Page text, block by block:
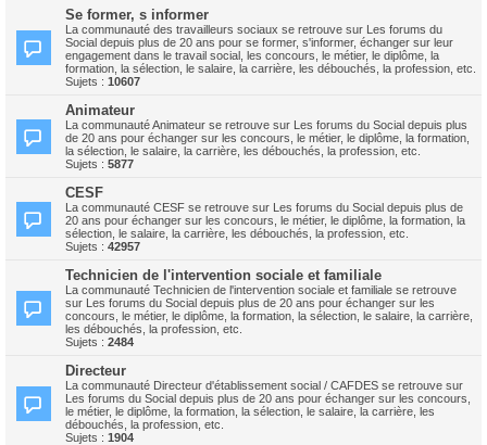
Se former, s informer
La communauté des travailleurs sociaux se retrouve sur Les forums du
Social depuis plus de 20 ans pour se former, s'informer, échanger sur leur
engagement dans le travail social, les concours, le métier, le diplôme, la
formation, la sélection, le salaire, la carrière, les débouchés, la profession, etc.
Sujets : 10607
Animateur
La communauté Animateur se retrouve sur Les forums du Social depuis plus
de 20 ans pour échanger sur les concours, le métier, le diplôme, la formation,
la sélection, le salaire, la carrière, les débouchés, la profession, etc.
Sujets : 5877
CESF
La communauté CESF se retrouve sur Les forums du Social depuis plus de
20 ans pour échanger sur les concours, le métier, le diplôme, la formation, la
sélection, le salaire, la carrière, les débouchés, la profession, etc.
Sujets : 42957
Technicien de l'intervention sociale et familiale
La communauté Technicien de l'intervention sociale et familiale se retrouve
sur Les forums du Social depuis plus de 20 ans pour échanger sur les
concours, le métier, le diplôme, la formation, la sélection, le salaire, la carrière,
les débouchés, la profession, etc.
Sujets : 2484
Directeur
La communauté Directeur d'établissement social / CAFDES se retrouve sur
Les forums du Social depuis plus de 20 ans pour échanger sur les concours,
le métier, le diplôme, la formation, la sélection, le salaire, la carrière, les
débouchés, la profession, etc.
Sujets : 1904